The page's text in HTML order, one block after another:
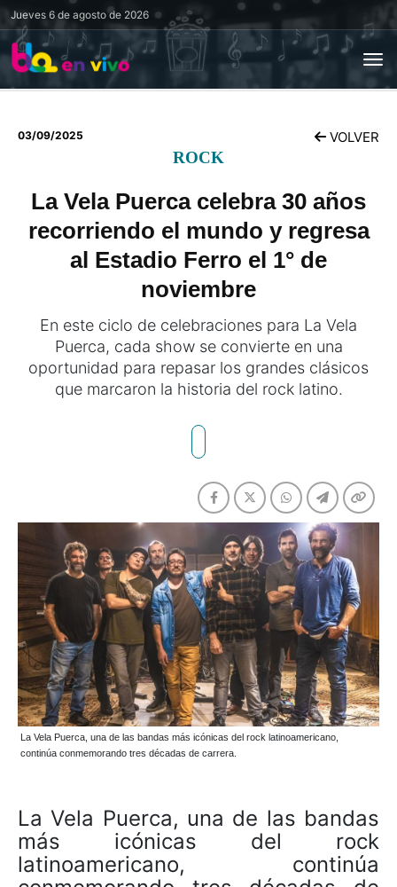
Jueves 6 de agosto de 2026
03/09/2025 VOLVER
ROCK
La Vela Puerca celebra 30 años
recorriendo el mundo y regresa
al Estadio Ferro el 1° de
noviembre
En este ciclo de celebraciones para La Vela
Puerca, cada show se convierte en una
oportunidad para repasar los grandes clásicos
que marcaron la historia del rock latino.
La Vela Puerca, una de las bandas más icónicas del rock latinoamericano,
continúa conmemorando tres décadas de carrera.
La Vela Puerca, una de las bandas
más icónicas del rock
latinoamericano, continúa